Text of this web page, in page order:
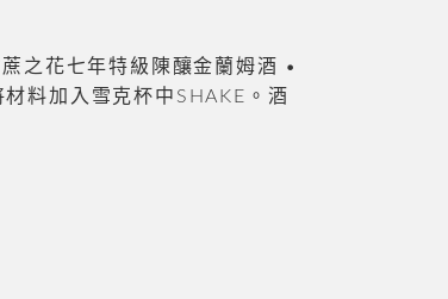
之花七年特級陳釀金蘭姆酒 •
料加入 雪克杯中SHAKE。酒